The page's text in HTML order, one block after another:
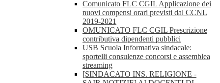
Comunicato FLC CGIL Applicazione dei
nuovi compensi orari previsti dal CCNL
2019-2021
OMUNICATO FLC CGIL Prescrizione
contributiva dipendenti pubblici
USB Scuola Informativa sindacale:
sportelli consulenze concorsi e assemblea
streaming
[SINDACATO INS. RELIGIONE -